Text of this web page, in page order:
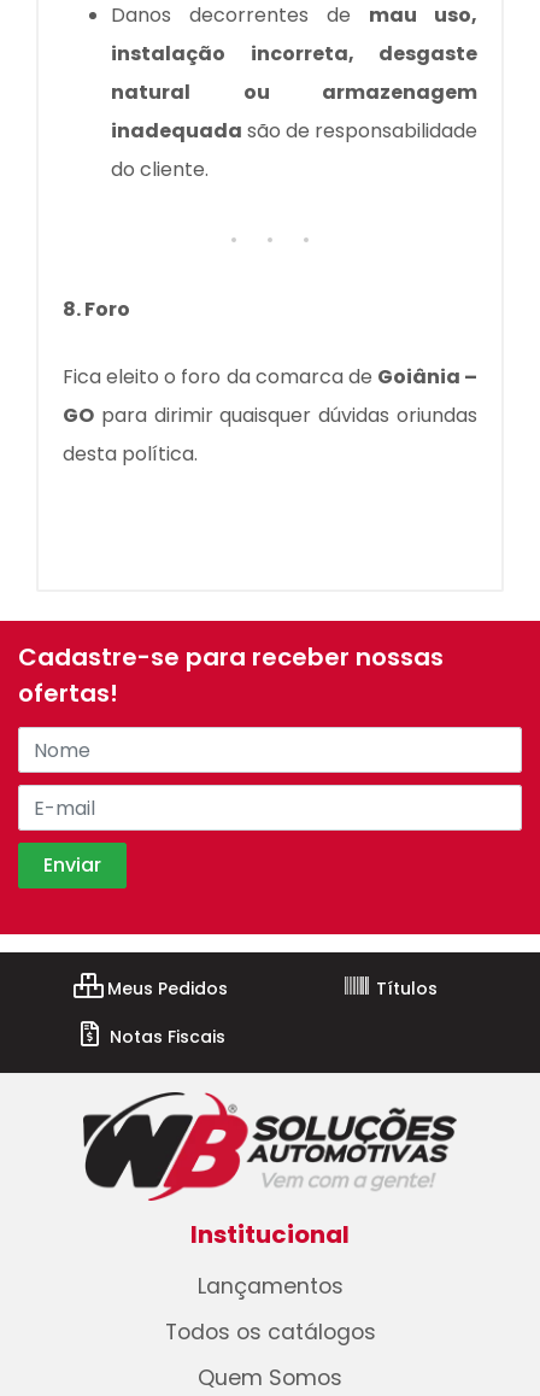
Danos decorrentes de mau uso,
instalação incorreta, desgaste
natural ou armazenagem
inadequada são de responsabilidade
do cliente.
8. Foro
Fica eleito o foro da comarca de Goiânia –
GO para dirimir quaisquer dúvidas oriundas
desta política.
Cadastre-se para receber nossas
ofertas!
Meus Pedidos
Títulos
Notas Fiscais
Institucional
Lançamentos
Todos os catálogos
Quem Somos